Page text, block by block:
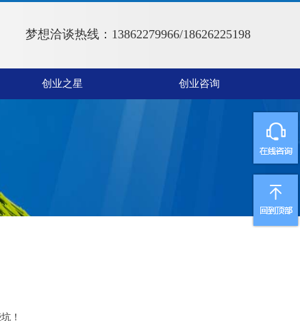
梦想洽谈热线：13862279966/18626225198
创业之星 创业咨询
！